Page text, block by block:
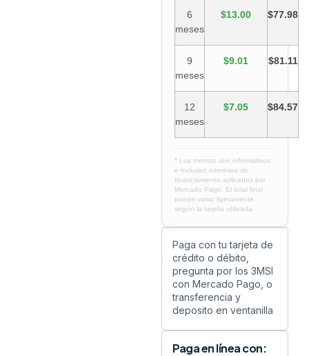
6
meses
$13.00 $77.98
9
meses
$9.01 $81.11
12
meses
$7.05 $84.57
* Los montos son informativos
e incluyen intereses de
financiamiento aplicados por
Mercado Pago. El total final
puede variar ligeramente
según la tarjeta utilizada.
Paga con tu tarjeta de
crédito o débito,
pregunta por los 3MSI
con Mercado Pago, o
transferencia y
deposito en ventanilla
Paga en línea con: